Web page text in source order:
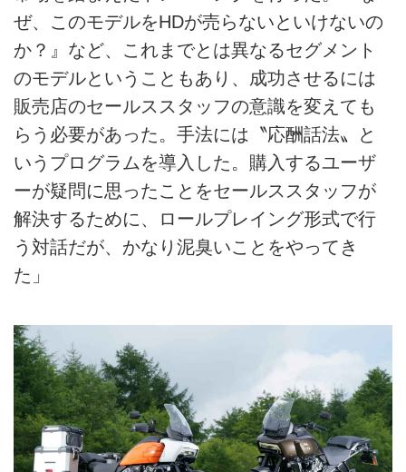
ぜ、このモデルをHDが売らないといけないの
か？』など、これまでとは異なるセグメント
のモデルということもあり、成功させるには
販売店のセールススタッフの意識を変えても
らう必要があった。手法には〝応酬話法〟と
いうプログラムを導入した。購入するユーザ
ーが疑問に思ったことをセールススタッフが
解決するために、ロールプレイング形式で行
う対話だが、かなり泥臭いことをやってき
た」